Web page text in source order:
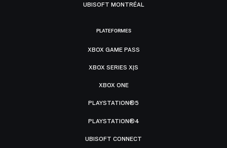
UBISOFT MONTRÉAL
PLATEFORMES
XBOX GAME PASS
XBOX SERIES X|S
XBOX ONE
PLAYSTATION®5
PLAYSTATION®4
UBISOFT CONNECT